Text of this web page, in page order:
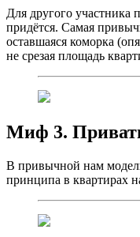
Для другого участника
придётся. Самая
оставшаяся коморка
не срезая площадь
Миф 3.
В привычной нам
принципа в квартирах